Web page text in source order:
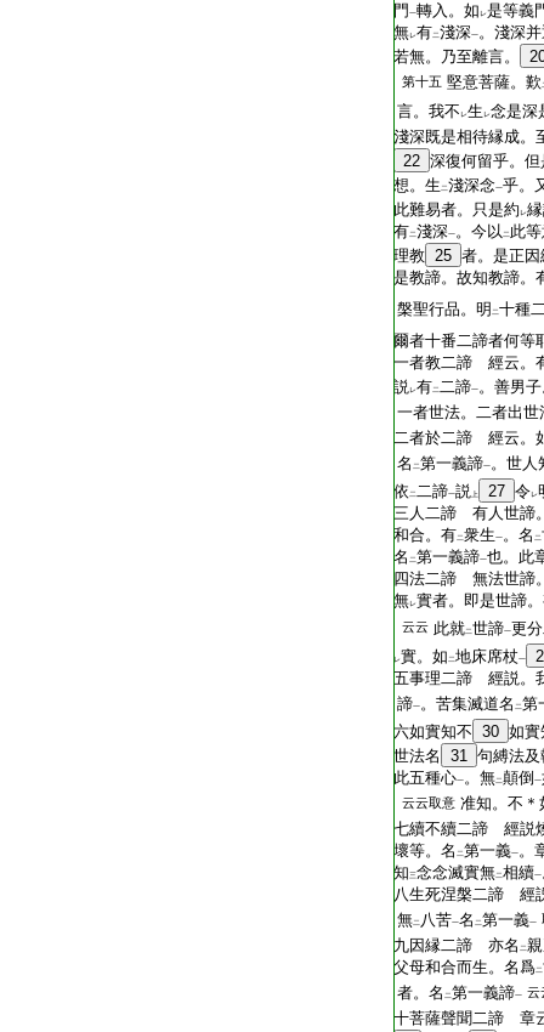
門 一轉入。如 レ是等義
無レ有二淺深一。淺深
若無。乃至離言。
第十五 堅意菩薩。歎
言。我不 レ生 レ念是深
淺深既是相待縁成。
22 深復何留乎。
想。生 二淺深念一乎。
此難易者。只是約 レ
有二淺深一。今以 二 此
理教 25 者。是正
是教諦。故知教諦。
槃聖行品。明 二十種
爾者十番二諦者何
一者教二諦 經云。
説レ有二二諦一。善男
一者世法。二者出世
二者於二諦 經云。
名 二第一義諦一。世人
依 二二諦一説 上 27 令レ
三人二諦 有人世諦
和合。有二衆生一。名 二
名 二第一義諦一也。此
四法二諦 無法世諦
無レ實者。即是世諦
云云 此就二世諦一更
レ實。如 二地床席杖一
五事理二諦 經説。
諦一。苦集滅道名 二第
六如實知不 30 如
世法名
31 句縛法及
此五種心一。無二顛倒 一
云云取意 准知。不＊
七續不續二諦 經説
壞等。名 二第一義一。
知三念念滅實無二相續一
八生死涅槃二諦 經
無二 八苦一名 二第一義一
九因縁二諦 亦名 二
父母和合而生。名爲二
者。名 二第一義諦一 云
十菩薩聲聞二諦 章